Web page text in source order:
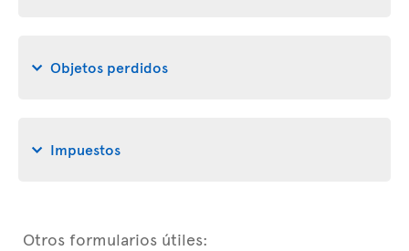
Objetos perdidos
Impuestos
Otros formularios útiles: